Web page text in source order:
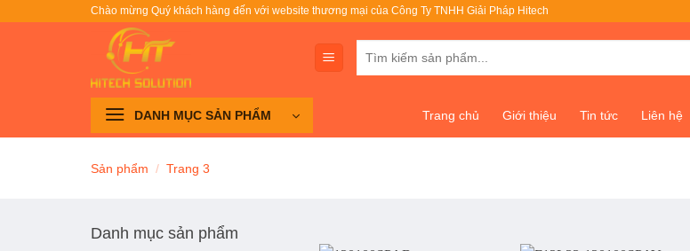
Chào mừng Quý khách hàng đến với website thương mại của Công Ty TNHH Giải Pháp Hitech
kiếm:
DANH MỤC SẢN PHẨM Trang chủ Giới thiệu Tin tức Liên hệ
Sản phẩm / Trang 3
Danh mục sản phẩm